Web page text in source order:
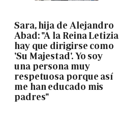
Sara, hija de Alejandro
Abad: "A la Reina Letizia
hay que dirigirse como
'Su Majestad'. Yo soy
una persona muy
respetuosa porque así
me han educado mis
padres"